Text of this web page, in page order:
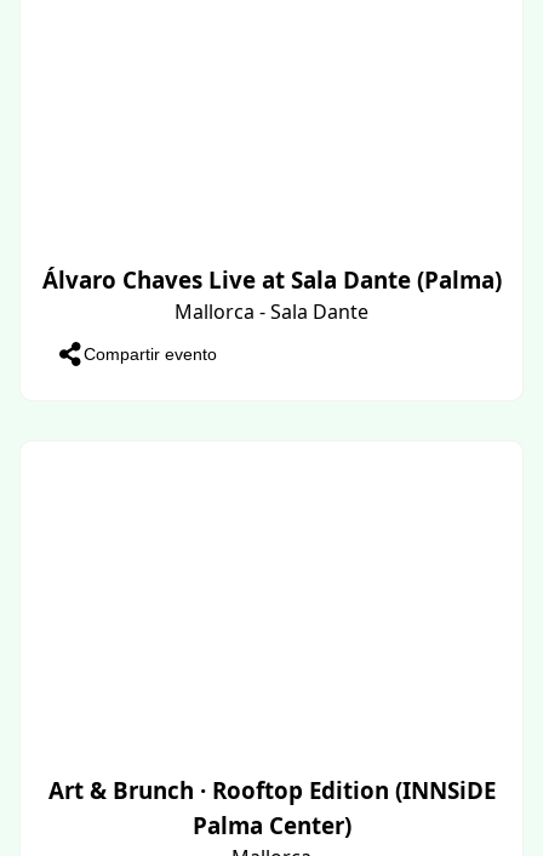
Álvaro Chaves Live at Sala Dante (Palma)
Mallorca - Sala Dante
Compartir evento
Art & Brunch · Rooftop Edition (INNSiDE
Palma Center)